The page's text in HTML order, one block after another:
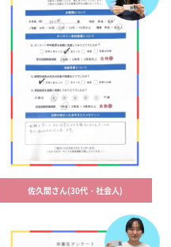
佐久間さん(30代・社会人)